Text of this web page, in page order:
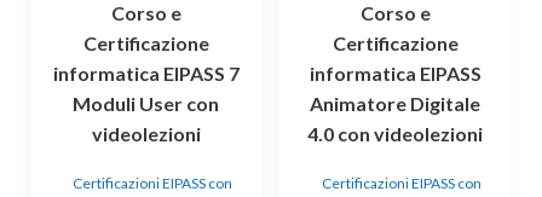
Corso e
Certificazione
informatica EIPASS 7
Moduli User con
videolezioni
Certificazioni EIPASS con
Corso e
Certificazione
informatica EIPASS
Animatore Digitale
4.0 con videolezioni
Certificazioni EIPASS con